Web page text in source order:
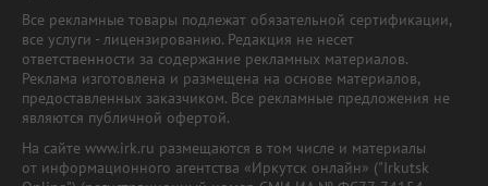
Все рекламные товары подлежат обязательной сертификации,
все услуги - лицензированию. Редакция не несет
ответственности за содержание рекламных материалов.
Реклама изготовлена и размещена на основе материалов,
предоставленных заказчиком. Все рекламные предложения не
являются публичной офертой.
На сайте www.irk.ru размещаются в том числе и материалы
от информационного агентства «Иркутск онлайн» ("Irkutsk